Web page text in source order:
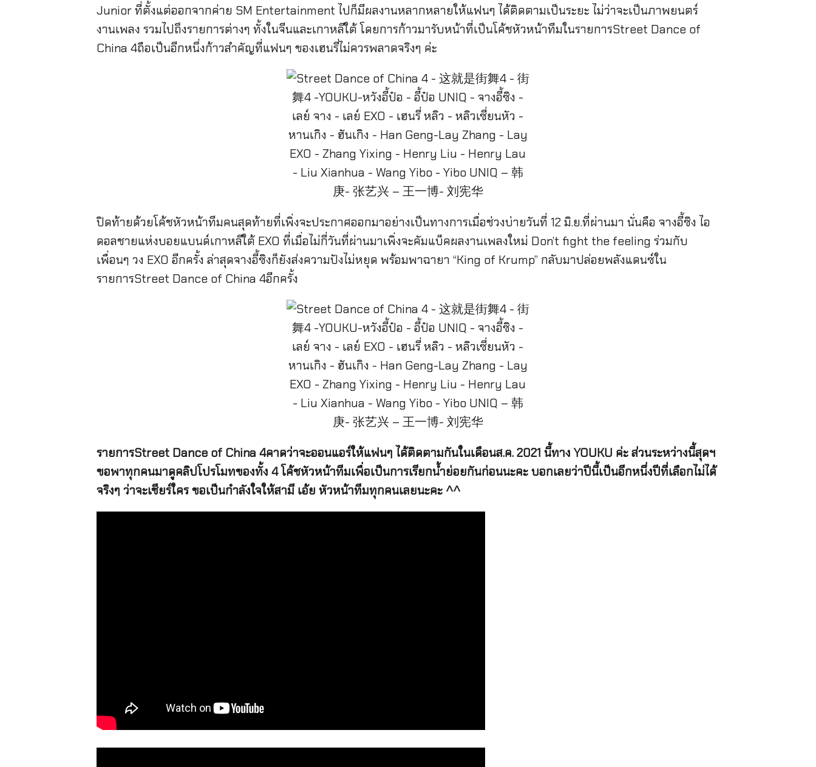
Junior ที่ตั้งแต่ออกจากค่าย SM Entertainment ไปก็มีผลงานหลากหลายให้แฟนๆ ได้ติดตามเป็นระยะ ไม่ว่าจะเป็นภาพยนตร์
งานเพลง รวมไปถึงรายการต่างๆ ทั้งในจีนและเกาหลีใต้ โดยการก้าวมารับหน้าที่เป็นโค้ชหัวหน้าทีมในรายการStreet Dance of
China 4ถือเป็นอีกหนึ่งก้าวสำคัญที่แฟนๆ ของเฮนรี่ไม่ควรพลาดจริงๆ ค่ะ
ปิดท้ายด้วยโค้ชหัวหน้าทีมคนสุดท้ายที่เพิ่งจะประกาศออกมาอย่างเป็นทางการเมื่อช่วงบ่ายวันที่ 12 มิ.ย.ที่ผ่านมา นั่นคือ จางอี้ซิง ไอ
ดอลชายแห่งบอยแบนด์เกาหลีใต้ EXO ที่เมื่อไม่กี่วันที่ผ่านมาเพิ่งจะคัมแบ็คผลงานเพลงใหม่ Don’t fight the feeling ร่วมกับ
เพื่อนๆ วง EXO อีกครั้ง ล่าสุดจางอี้ซิงก็ยังส่งความปังไม่หยุด พร้อมพาฉายา “King of Krump” กลับมาปล่อยพลังแดนซ์ใน
รายการStreet Dance of China 4อีกครั้ง
รายการStreet Dance of China 4คาดว่าจะออนแอร์ให้แฟนๆ ได้ติดตามกันในเดือนส.ค. 2021 นี้ทาง YOUKU ค่ะ ส่วนระหว่างนี้สุดฯ
ขอพาทุกคนมาดูคลิปโปรโมทของทั้ง 4 โค้ชหัวหน้าทีมเพื่อเป็นการเรียกน้ำย่อยกันก่อนนะคะ บอกเลยว่าปีนี้เป็นอีกหนึ่งปีที่เลือกไม่ได้
จริงๆ ว่าจะเชียร์ใคร ขอเป็นกำลังใจให้สามี เอ้ย หัวหน้าทีมทุกคนเลยนะคะ ^^